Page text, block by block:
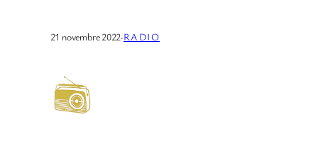
21 novembre 2022·RADIO